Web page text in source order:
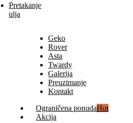
Pretakanje
ulja
Geko
Rover
Asta
Twardy
Galerija
Preuzimanje
Kontakt
Ograničena ponudaHot
Akcija